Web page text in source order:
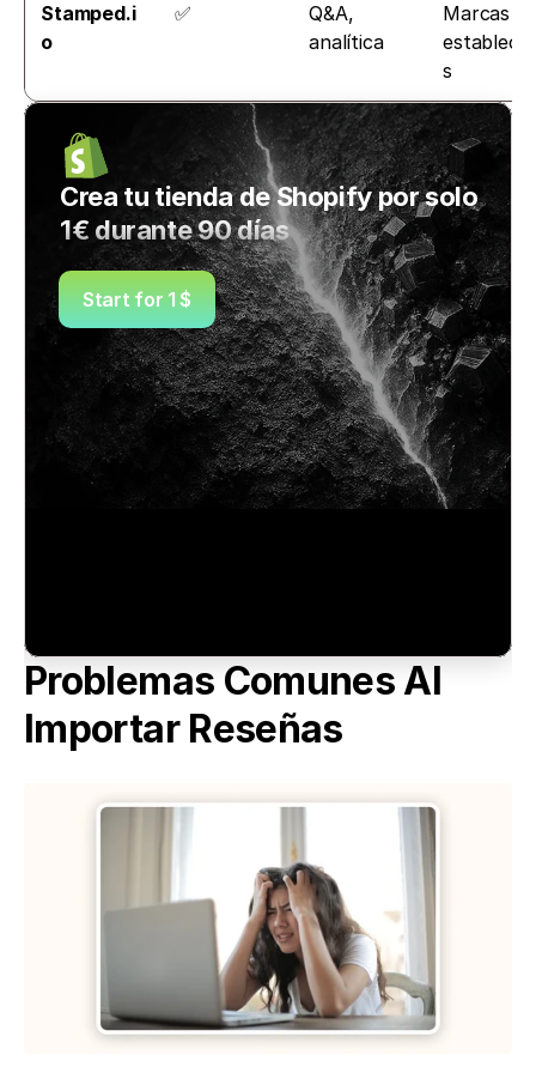
Stamped.i
o
✅
Q&A,
analítica
Marcas
s
Crea tu tienda de Shopify por solo
1€ durante 90 días
Start for 1 $
Problemas Comunes Al
Importar Reseñas